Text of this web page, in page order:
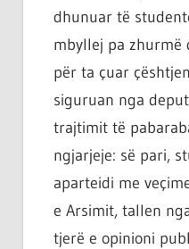
dhunuar të
mbyllej pa zhurmë
për ta çuar
siguruan nga
trajtimit të
ngjarjeje: së pari,
aparteidi me
e Arsimit, tallen
tjerë e opinioni